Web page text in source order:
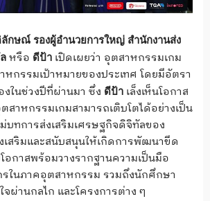
กษณ์ รองผู้อำนวยการใหญ่ สำนักงานส่ง
หรือ ดีป้า เปิดเผยว่า อุตสาหกรรมเกม
หกรรมเป้าหมายของประเทศ โดยมีอัตรา
ในช่วงปีที่ผ่านมา ซึ่ง ดีป้า เล็งเห็นโอกาส
สาหกรรมเกมสามารถเติบโตได้อย่างเป็น
บทการส่งเสริมเศรษฐกิจดิจิทัลของ
เสริมและสนับสนุนให้เกิดการพัฒนาขีด
อกาสพร้อมวางรากฐานความเป็นมือ
ในภาคอุตสาหกรรม รวมถึงนักศึกษา
ผ่านกลไก และโครงการต่าง ๆ